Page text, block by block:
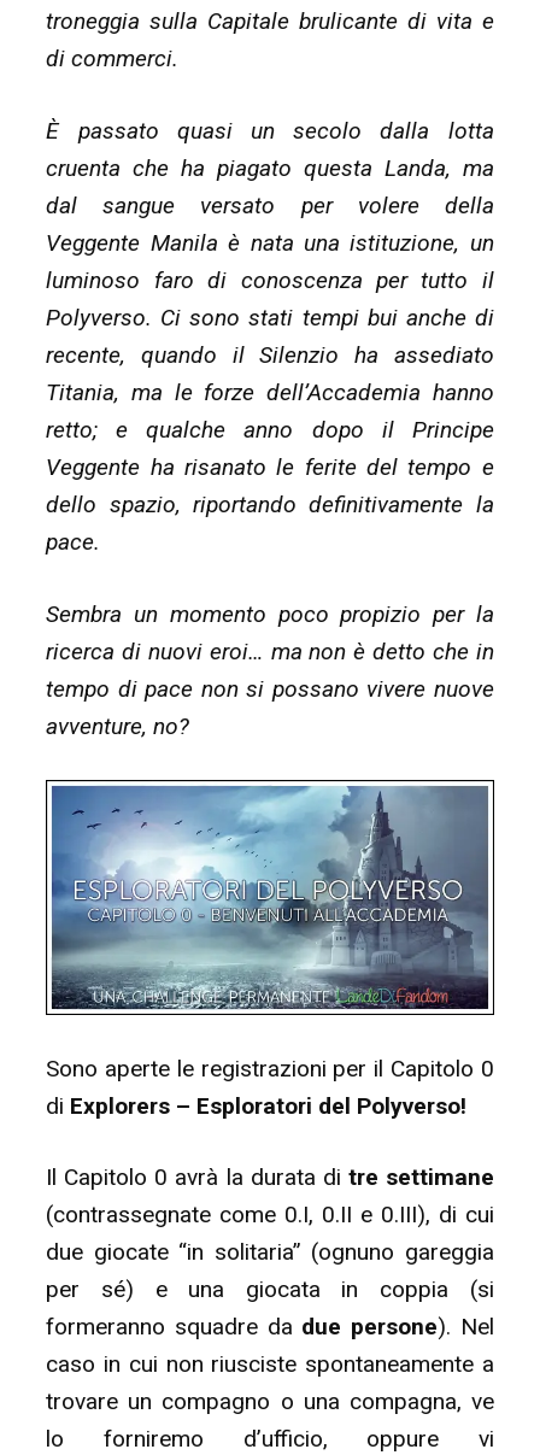
troneggia sulla Capitale brulicante di vita e
di commerci.
È passato quasi un secolo dalla lotta
cruenta che ha piagato questa Landa, ma
dal sangue versato per volere della
Veggente Manila è nata una istituzione, un
luminoso faro di conoscenza per tutto il
Polyverso. Ci sono stati tempi bui anche di
recente, quando il Silenzio ha assediato
Titania, ma le forze dell’Accademia hanno
retto; e qualche anno dopo il Principe
Veggente ha risanato le ferite del tempo e
dello spazio, riportando definitivamente la
pace.
Sembra un momento poco propizio per la
ricerca di nuovi eroi… ma non è detto che in
tempo di pace non si possano vivere nuove
avventure, no?
Sono aperte le registrazioni per il Capitolo 0
di Explorers – Esploratori del Polyverso!
Il Capitolo 0 avrà la durata di tre settimane
(contrassegnate come 0.I, 0.II e 0.III), di cui
due giocate “in solitaria” (ognuno gareggia
per sé) e una giocata in coppia (si
formeranno squadre da due persone). Nel
caso in cui non riusciste spontaneamente a
trovare un compagno o una compagna, ve
lo forniremo d’ufficio, oppure vi